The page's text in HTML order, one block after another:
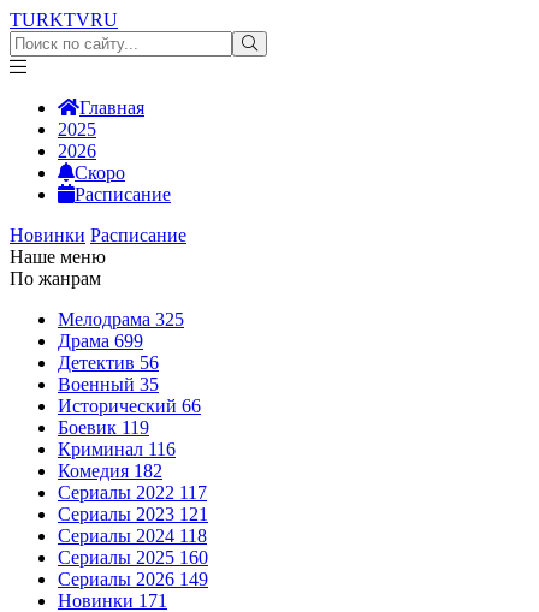
TURKTVRU
Главная
2025
2026
Скоро
Расписание
Новинки Расписание
Наше меню
По жанрам
Мелодрама 325
Драма 699
Детектив 56
Военный 35
Исторический 66
Боевик 119
Криминал 116
Комедия 182
Сериалы 2022 117
Сериалы 2023 121
Сериалы 2024 118
Сериалы 2025 160
Сериалы 2026 149
Новинки 171